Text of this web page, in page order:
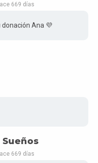
669 días
Ana 💜
Sueños
669 días